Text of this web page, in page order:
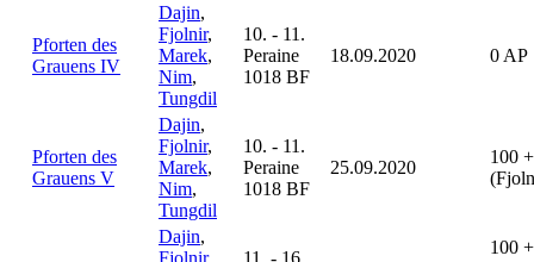
Pforten des
Grauens IV
Dajin,
Fjolnir,
Marek,
Nim,
Tungdil
10. - 11.
Peraine
1018 BF
18.09.2020 0 AP
Pforten des
Grauens V
Dajin,
Fjolnir,
Marek,
Nim,
Tungdil
10. - 11.
Peraine
1018 BF
25.09.2020
100
Dajin,
Fjolnir, 11. - 16.
100